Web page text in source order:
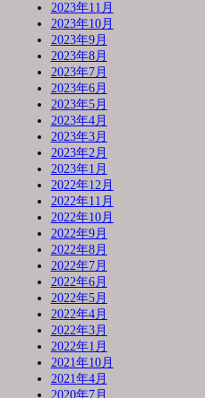
2023年11月
2023年10月
2023年9月
2023年8月
2023年7月
2023年6月
2023年5月
2023年4月
2023年3月
2023年2月
2023年1月
2022年12月
2022年11月
2022年10月
2022年9月
2022年8月
2022年7月
2022年6月
2022年5月
2022年4月
2022年3月
2022年1月
2021年10月
2021年4月
2020年7月